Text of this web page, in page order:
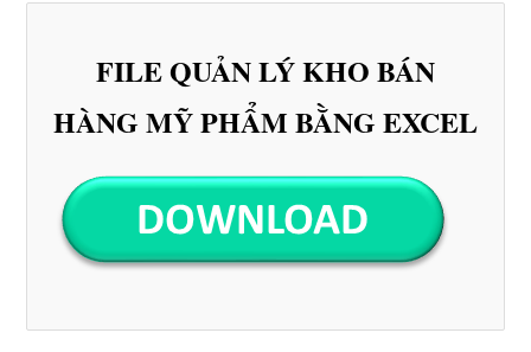
FILE QUẢN LÝ KHO BÁN
HÀNG MỸ PHẨM BẰNG EXCEL